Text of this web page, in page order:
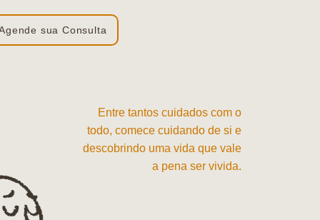
sua Consulta
Entre tantos cuidados com o
todo, comece cuidando de si e
descobrindo uma vida que vale
a pena ser vivida.